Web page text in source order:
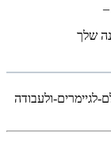
–
שלך
לגיימרים-ולעבודה